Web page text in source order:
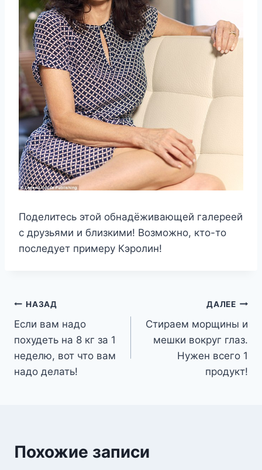
Поделитесь этой обнадёживающей галереей
с друзьями и близкими! Возможно, кто-то
последует примеру Кэролин!
Навигация
по
записям
НАЗАД
Если вам надо
похудеть на 8 кг за 1
неделю, вот что вам
надо делать!
ДАЛЕЕ
Стираем морщины и
мешки вокруг глаз.
Нужен всего 1
продукт!
Похожие записи